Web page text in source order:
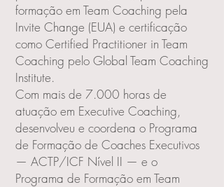
formação em Team Coaching pela
Invite Change (EUA) e certificação
como Certified Practitioner in Team
Coaching pelo Global Team Coaching
Institute.
Com mais de 7.000 horas de
atuação em Executive Coaching,
desenvolveu e coordena o Programa
de Formação de Coaches Executivos
— ACTP/ICF Nível II — e o
Programa de Formação em Team